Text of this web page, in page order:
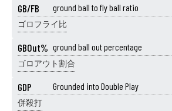
GB/FB ground ball to fly ball ratio
ゴロフライ比
GBOut% ground ball out percentage
ゴロアウト割合
GDP Grounded into Double Play
併殺打